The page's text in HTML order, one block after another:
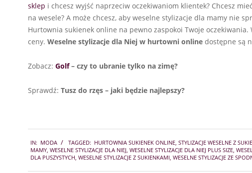
sklep i chcesz wyjść naprzeciw oczekiwaniom klientek? Chcesz
na wesele? A może chcesz, aby weselne stylizacje dla mamy nie
Hurtownia sukienek online na pewno zaspokoi Twoje
ceny. Weselne stylizacje dla Niej w hurtowni online dostępne są
Zobacz: Golf– czy to ubranie tylko na zimę?
Sprawdź: Tusz do rzęs – jaki będzie najlepszy?
04-
20
IN: MODA TAGGED: HURTOWNIA SUKIENEK ONLINE, STYLIZACJE WESELNE Z
MAMY, WESELNE STYLIZACJE DLA NIEJ, WESELNE STYLIZACJE DLA NIEJ PLUS SIZE,
DLA PUSZYSTYCH, WESELNE STYLIZACJE Z SUKIENKAMI, WESELNE STYLIZACJE ZE